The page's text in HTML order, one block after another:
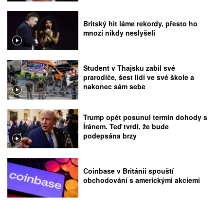
Britský hit láme rekordy, přesto ho
mnozí nikdy neslyšeli
Student v Thajsku zabil své
prarodiče, šest lidí ve své škole a
nakonec sám sebe
Trump opět posunul termín dohody s
Íránem. Teď tvrdí, že bude
podepsána brzy
Coinbase v Británii spouští
obchodování s americkými akciemi